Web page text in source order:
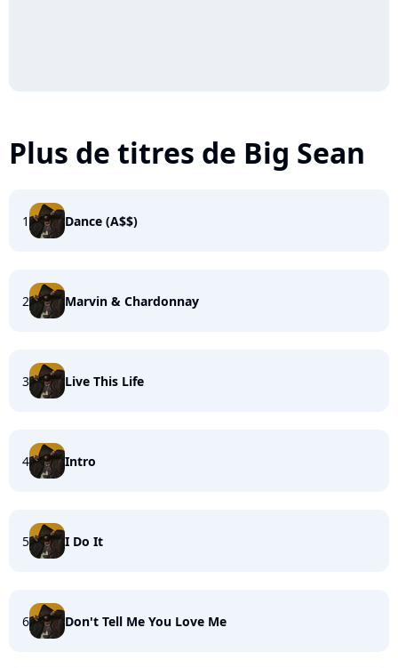
Plus de titres de Big Sean
1 Dance (A$$)
2 Marvin & Chardonnay
3 Live This Life
4 Intro
5 I Do It
6 Don't Tell Me You Love Me